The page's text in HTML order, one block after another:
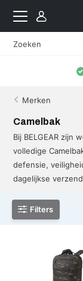
Merken
Camelbak
Bij BELGEAR zijn
volledige
defensie,
dagelijkse
Filters